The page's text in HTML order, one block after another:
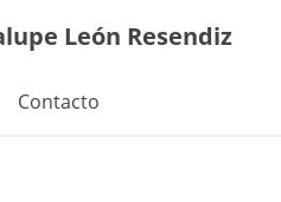
León Resendiz
Contacto